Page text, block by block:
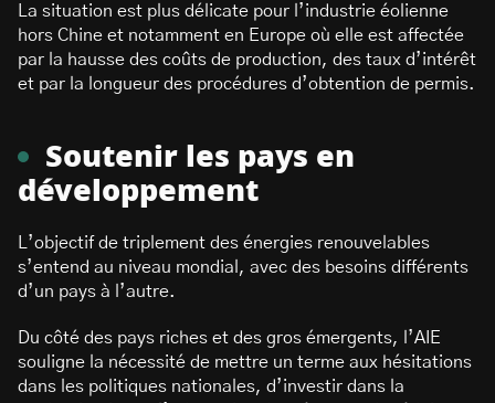
La situation est plus délicate pour l’industrie éolienne
hors Chine et notamment en Europe où elle est affectée
par la hausse des coûts de production, des taux d’intérêt
et par la longueur des procédures d’obtention de permis.
Soutenir les pays en
développement
L’objectif de triplement des énergies renouvelables
s’entend au niveau mondial, avec des besoins différents
d’un pays à l’autre.
Du côté des pays riches et des gros émergents, l’AIE
souligne la nécessité de mettre un terme aux hésitations
dans les politiques nationales, d’investir dans la